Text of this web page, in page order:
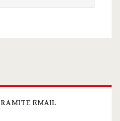
EMAIL